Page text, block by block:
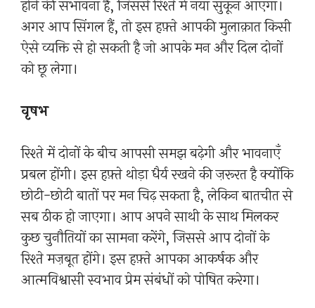
होने की संभावना है, जिससे रिश्ते में नया सुकून आएगा।
अगर आप सिंगल हैं, तो इस हफ़्ते आपकी मुलाक़ात किसी
ऐसे व्यक्ति से हो सकती है जो आपके मन और दिल दोनों
को छू लेगा।
वृषभ
रिश्ते में दोनों के बीच आपसी समझ बढ़ेगी और भावनाएँ
प्रबल होंगी। इस हफ़्ते थोड़ा धैर्य रखने की ज़रूरत है क्योंकि
छोटी-छोटी बातों पर मन चिढ़ सकता है, लेकिन बातचीत से
सब ठीक हो जाएगा। आप अपने साथी के साथ मिलकर
कुछ चुनौतियों का सामना करेंगे, जिससे आप दोनों के
रिश्ते मज़बूत होंगे। इस हफ़्ते आपका आकर्षक और
आत्मविश्वासी स्वभाव प्रेम संबंधों को पोषित करेगा।